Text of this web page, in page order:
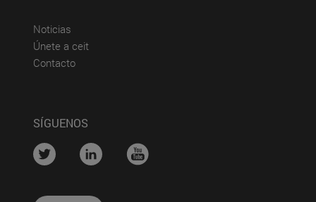
Noticias
Únete a ceit(abre en nueva ventana)
Contacto(abre en nueva ventana)
SÍGUENOS
.... .... ....